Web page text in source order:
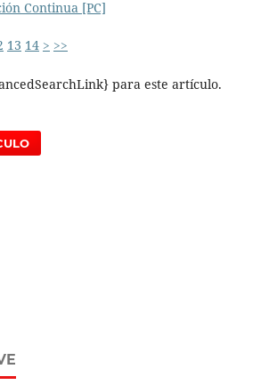
Continua [PC]
13 14 > >>
para este artículo.